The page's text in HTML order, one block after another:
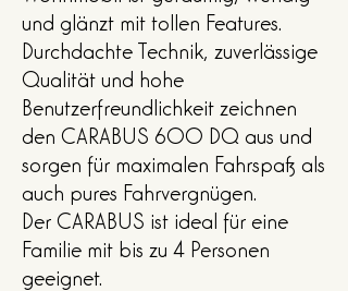
und glänzt mit tollen Features.
Durchdachte Technik, zuverlässige
Qualität und hohe
Benutzerfreundlichkeit zeichnen
den CARABUS 600 DQ aus und
sorgen für maximalen Fahrspaß als
auch pures Fahrvergnügen.
Der CARABUS ist ideal für eine
Familie mit bis zu 4 Personen
geeignet.